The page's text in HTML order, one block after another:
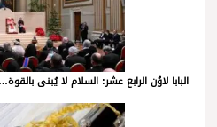
البابا لاوُن الرابع عشر: السلام لا يُبنى